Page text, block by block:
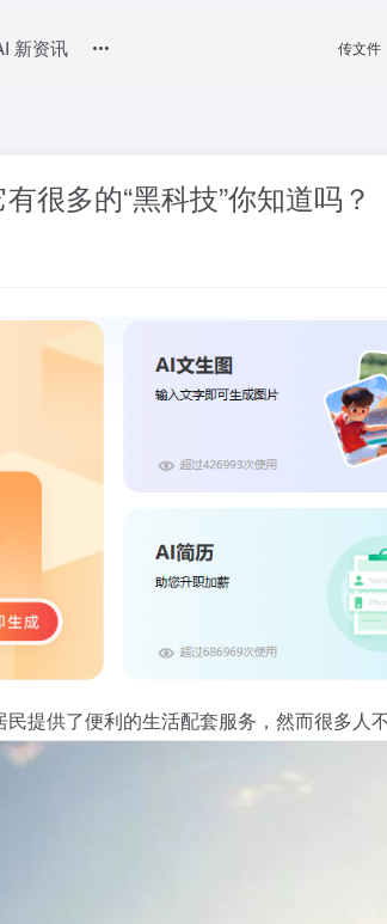
新资讯 传文件
很多的“黑科技”你知道吗？
提供了便利的生活配套服务，然而很多人